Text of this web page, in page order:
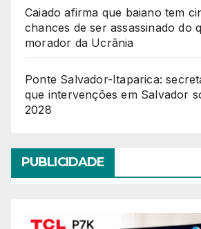
Caiado afirma que baiano tem
chances de ser assassinado do
morador da Ucrânia
Ponte Salvador-Itaparica:
que intervenções em Salvador
2028
PUBLICIDADE